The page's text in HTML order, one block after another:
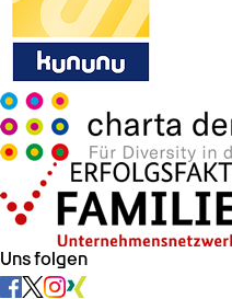
Uns folgen